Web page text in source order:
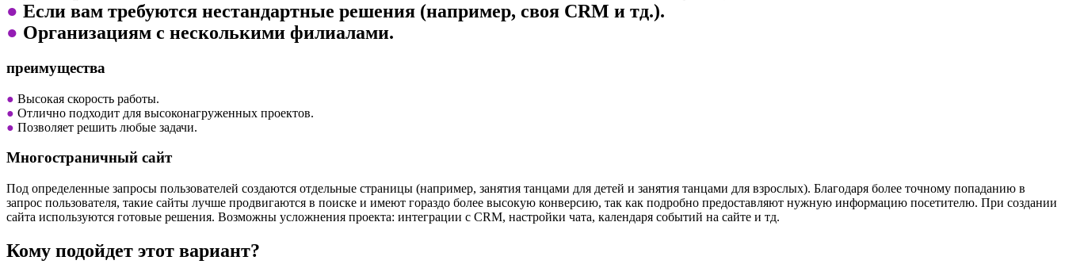
● Если вам требуются нестандартные решения (например, своя CRM и тд.).
● Организациям с несколькими филиалами.
преимущества
● Высокая скорость работы.
● Отлично подходит для высоконагруженных проектов.
● Позволяет решить любые задачи.
Многостраничный сайт
Под определенные запросы пользователей создаются отдельные страницы (например, занятия танцами для детей и занятия танцами для взрослых). Благодаря более точному попаданию в
запрос пользователя, такие сайты лучше продвигаются в поиске и имеют гораздо более высокую конверсию, так как подробно предоставляют нужную информацию посетителю. При создании
сайта используются готовые решения. Возможны усложнения проекта: интеграции с CRM, настройки чата, календаря событий на сайте и тд.
Кому подойдет этот вариант?